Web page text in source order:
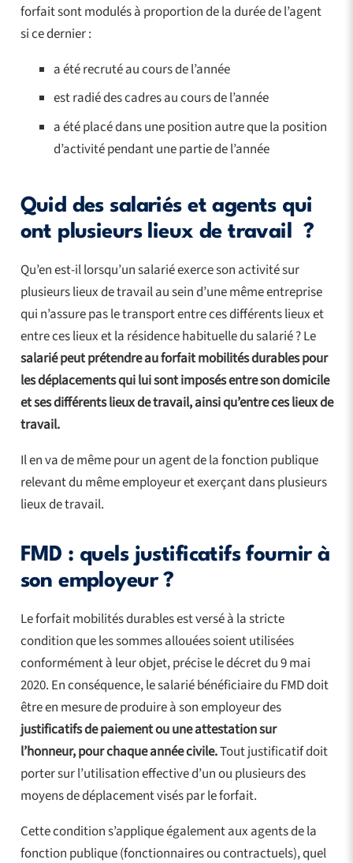
forfait sont modulés à proportion de la durée de l’agent
si ce dernier :
a été recruté au cours de l’année
est radié des cadres au cours de l’année
a été placé dans une position autre que la position
d’activité pendant une partie de l’année
Quid des salariés et agents qui
ont plusieurs lieux de travail ?
Qu’en est-il lorsqu’un salarié exerce son activité sur
plusieurs lieux de travail au sein d’une même entreprise
qui n’assure pas le transport entre ces différents lieux et
entre ces lieux et la résidence habituelle du salarié ? Le
salarié peut prétendre au forfait mobilités durables pour
les déplacements qui lui sont imposés entre son domicile
et ses différents lieux de travail, ainsi qu’entre ces lieux de
travail.
Il en va de même pour un agent de la fonction publique
relevant du même employeur et exerçant dans plusieurs
lieux de travail.
FMD : quels justificatifs fournir à
son employeur ?
Le forfait mobilités durables est versé à la stricte
condition que les sommes allouées soient utilisées
conformément à leur objet, précise le décret du 9 mai
2020. En conséquence, le salarié bénéficiaire du FMD doit
être en mesure de produire à son employeur des
justificatifs de paiement ou une attestation sur
l’honneur, pour chaque année civile.Tout justificatif doit
porter sur l’utilisation effective d’un ou plusieurs des
moyens de déplacement visés par le forfait.
Cette condition s’applique également aux agents de la
fonction publique (fonctionnaires ou contractuels), quel